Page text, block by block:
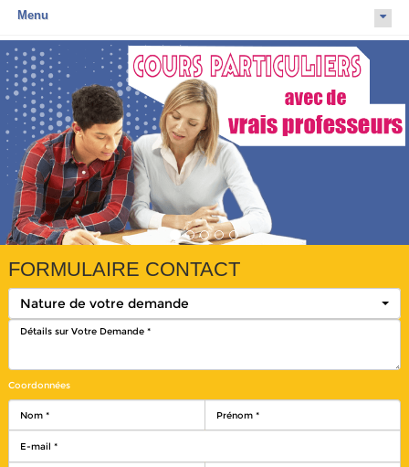
Menu
FORMULAIRE CONTACT
Nature de votre demande
Coordonnées